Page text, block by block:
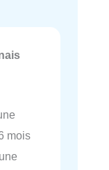
mois